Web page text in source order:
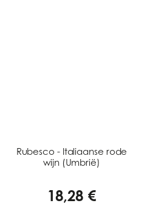
Rubesco - Italiaanse rode
wijn (Umbrië)
18,28 €